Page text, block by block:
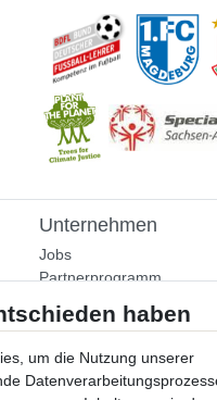
Unternehmen
Jobs
Partnerprogramm
Bestellung widerrufen
Datenschutzerklärung
um die Nutzung unserer